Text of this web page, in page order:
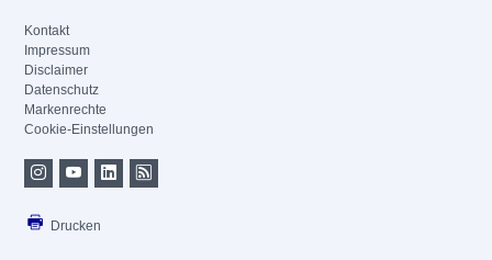
Kontakt
Impressum
Disclaimer
Datenschutz
Markenrechte
Cookie-Einstellungen
Drucken